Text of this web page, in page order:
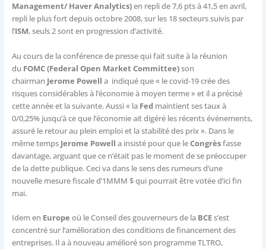
Management/ Haver Analytics)en repli de 7,6 pts à 41,5 en avril,
repli le plus fort depuis octobre 2008, sur les 18 secteurs suivis par
l’ISM, seuls 2 sont en progression d’activité.
Au cours de la conférence de presse qui fait suite à la réunion
du FOMC (Federal Open Market Committee)son
chairman Jerome Powell a indiqué que « le covid-19 crée des
risques considérables à l’économie à moyen terme » et il a précisé
cette année et la suivante. Aussi « la Fed maintient ses taux à
0/0,25% jusqu’à ce que l’économie ait digéré les récents événements,
assuré le retour au plein emploi et la stabilité des prix ». Dans le
même temps Jerome Powell a insisté pour que leCongrèsfasse
davantage, arguant que ce n’était pas le moment de se préoccuper
de la dette publique. Ceci va dans le sens des rumeurs d’une
nouvelle mesure fiscale d’1MMM $ qui pourrait être votée d’ici fin
mai.
Idem en Europe où le Conseil des gouverneurs de la BCEs’est
concentré sur l’amélioration des conditions de financement des
entreprises. Il a à nouveau amélioré son programme TLTRO,